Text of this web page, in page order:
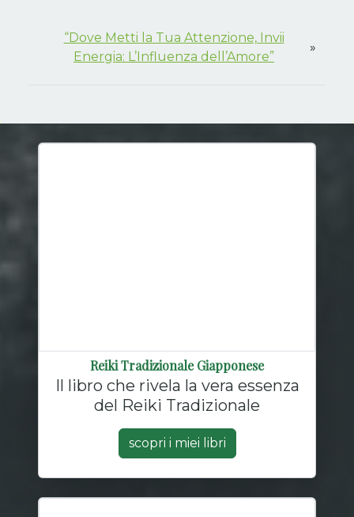
“Dove Metti la Tua Attenzione, Invii
Energia: L’Influenza dell’Amore”
»
Reiki Tradizionale Giapponese
Il libro che rivela la vera essenza
del Reiki Tradizionale
scopri i miei libri